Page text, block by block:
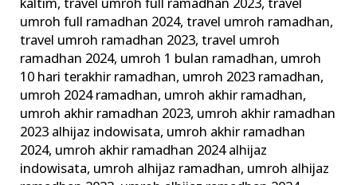
kaltim,travel umroh full ramadhan 2023,travel
umroh full ramadhan 2024,travel umroh ramadhan,
travel umroh ramadhan 2023,travel umroh
ramadhan 2024, umroh 1 bulan ramadhan, umroh
10 hari terakhir ramadhan, umroh 2023 ramadhan,
umroh 2024 ramadhan, umroh akhir ramadhan,
umroh akhir ramadhan 2023, umroh akhir ramadhan
2023 alhijaz indowisata, umroh akhir ramadhan
2024, umroh akhir ramadhan 2024 alhijaz
indowisata, umroh alhijaz ramadhan, umroh alhijaz